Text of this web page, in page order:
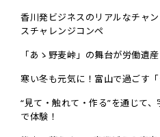
香川発ビジネスのリアルなチャ
スチャレンジコンペ
「あゝ野麦峠」の舞台が労働遺
寒い冬も元気に！富山で過ごす「
“見て・触れて・作る”を通じて
で体験！